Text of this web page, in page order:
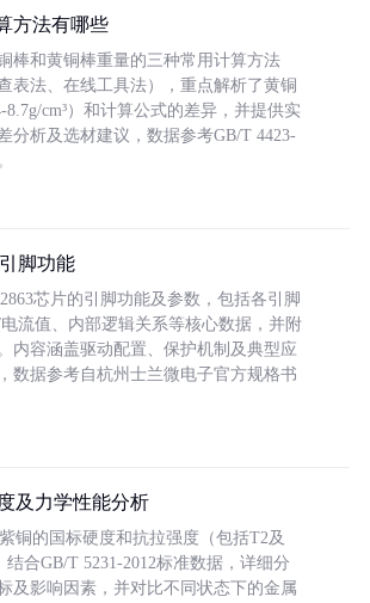
方法有哪些
棒和黄铜棒重量的三种常用计算方法
表法、在线工具法），重点解析了黄铜
cm³）和计算公式的差异，并提供实
分析及选材建议，数据参考GB/T 4423-
脚功能
芯片的引脚功能及参数，包括各引脚
流值、内部逻辑关系等核心数据，并附
内容涵盖驱动配置、保护机制及典型应
数据参考自杭州士兰微电子官方规格书
及力学性能分析
铜的国标硬度和抗拉强度（包括T2及
结合GB/T 5231-2012标准数据，详细分
及影响因素，并对比不同状态下的金属